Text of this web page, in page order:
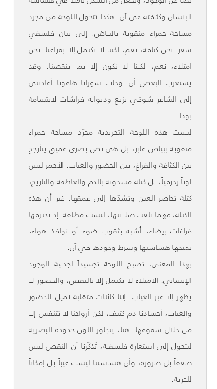
الإنسان وكثافته في آن. هكذا تتحول اللوحة من مجرد
مساحة حمراء مثقوبة بالبياض، إلى بيان فلسفي
شعر. نحن كثافة، نعم، لكننا لا نكتمل إلا بفراغنا. نحن
امتلاء، نعم، لكننا لا نكون إلا بما ينقصنا. وقد
يستغرب البعض أن لوحات سوزانا هافونا أعادتني
إلى الشاعر شوقي بزيع وديوانه فراشات لابتسامة
بوذا.
ليست هذه اللوحة التجريدية مجرّد مساحة حمراء
مثقوبة ببياض عابر، بل هي نص بصري عميق يتأرجح
بين الكثافة والفراغ، بين الحضور والغياب. الأحمر ليس
لوناً زخرفياً، بل كتلة مشحونة بالدم والعاطفة والتاريخ،
كتلة تحاصر العين وتشدّها إلى عمقها. غير أن هذه
الكتلة، مهما بلغت صلابتها، ليست مطلقة. إذ تخترقها
فراغات بيضاء، أشبه بثقوب ضوء أو نوافذ هواء،
تمنحها هشاشتها وشرط وجودها في آن.
بهذا المعنى، تصبح اللوحة تجسيداً لجدلية الوجود
الإنساني. الامتلاء لا يكتمل إلا بالنقص، والحضور لا
يظهر إلا عبر الغياب. إننا كائنات متقلبة نميل للحضور
والغياب، أجسادنا دم كثيف، لكن أرواحنا لا تتنفس إلا
من خلال شقوقها. هنا، يتجاوز اللون حدوده البصرية
ليتحول إلى استعارة فلسفية، تُذكّرنا أن النقص ليس
ضعفاً بل ضرورة، وأن هشاشتنا ليست عيباً بل إمكاناً
للحرية.